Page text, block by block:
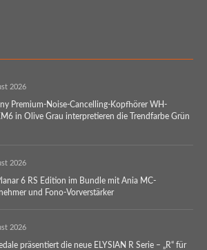
2026
Premium-Noise-Cancelling-Kopfhörer WH-
in Olive Grau interpretieren die Trendfarbe Grün
2026
6 RS Edition im Bundle mit Ania MC-
und Fono-Vorverstärker
2026
präsentiert die neue ELYSIAN R Serie – „R“ für